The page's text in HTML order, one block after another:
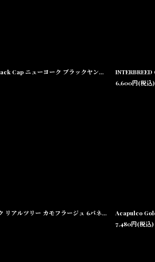
American Needle Archive Negro League New York Black Yankees NY Strapback Cap ニューヨーク ブラックヤンキース ストラップバック キャップ 【沖縄 セレクトショップ SHELLTER】
6,600円(税込)
INTERBREED Mossy Oak Field Cap Real Tree インターブリード モッシーオーク リアルツリー カモフラージュ 6パネルキャップ 帽子
7,480円(税込)